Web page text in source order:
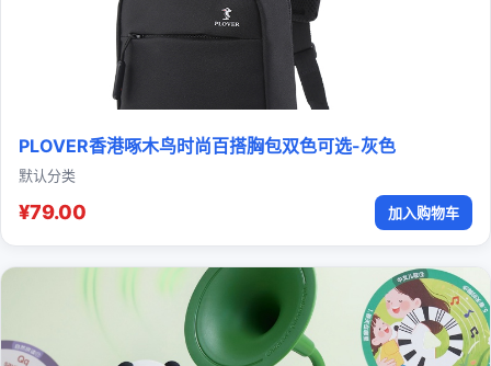
PLOVER香港啄木鸟时尚百搭胸包双色可选-灰色
默认分类
¥79.00 加入购物车